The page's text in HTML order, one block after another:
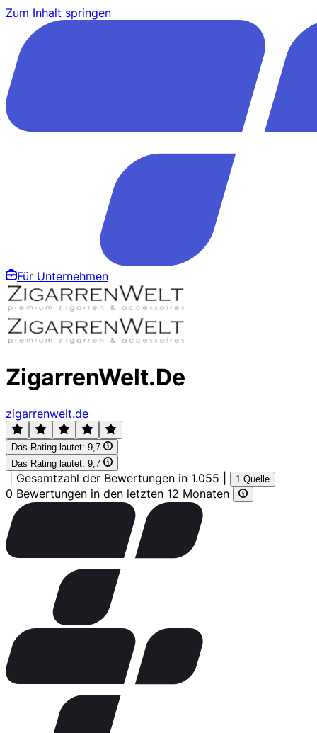
Zum Inhalt springen
Für Unternehmen
ZigarrenWelt.De
zigarrenwelt.de
Das Rating lautet: 9,7
Das Rating lautet: 9,7
Gesamtzahl der Bewertungen in 1.055 1 Quelle
0 Bewertungen in den letzten 12 Monaten